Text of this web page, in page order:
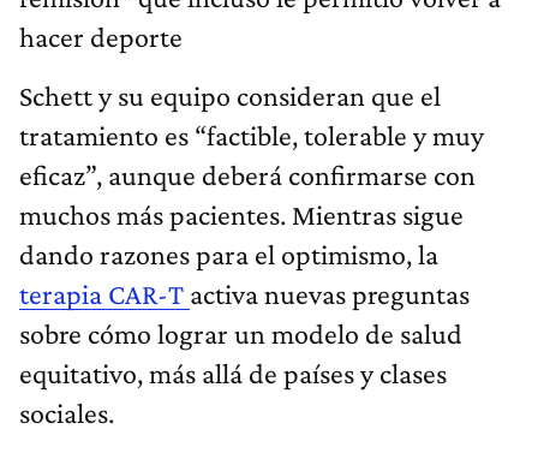
hacer deporte
Schett y su equipo consideran que el
tratamiento es “factible, tolerable y muy
eficaz”, aunque deberá confirmarse con
muchos más pacientes. Mientras sigue
dando razones para el optimismo, la
terapia CAR-T activa nuevas preguntas
sobre cómo lograr un modelo de salud
equitativo, más allá de países y clases
sociales.